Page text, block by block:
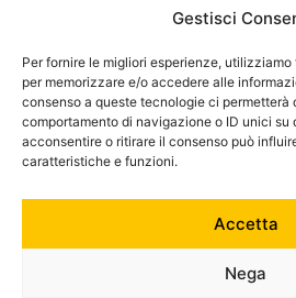
Gestisci
Per fornire le migliori esperienze,
per memorizzare e/o accedere alle
consenso a queste tecnologie ci permetterà
comportamento di navigazione o ID unici su
acconsentire o ritirare il consenso può
caratteristiche e funzioni.
Accetta
Nega
Home
Catalogo
Tecnologia
News
Contatti
Hai bisogno di aiuto?
+39 0121
info@australian-